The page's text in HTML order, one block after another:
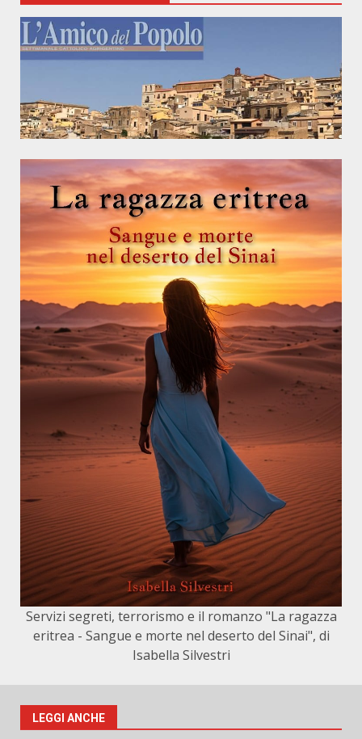
Servizi segreti, terrorismo e il romanzo "La ragazza
eritrea - Sangue e morte nel deserto del Sinai", di
Isabella Silvestri
LEGGI ANCHE